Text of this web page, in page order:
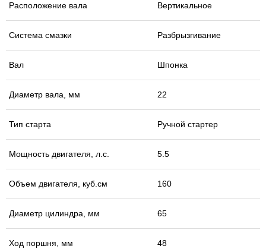
Расположение вала Вертикальное
Система смазки Разбрызгивание
Вал Шпонка
Диаметр вала, мм 22
Тип старта Ручной стартер
Мощность двигателя, л.с. 5.5
Объем двигателя, куб.см 160
Диаметр цилиндра, мм 65
Ход поршня, мм 48